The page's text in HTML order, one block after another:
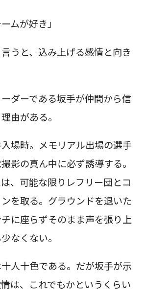
ムが好き」
うと、込み上げる感情と向き
ダーである坂手が仲間から信
由がある。
場時。メモリアル出場の選手
影の真ん中に必ず誘導する。
、可能な限りレフリー団とコ
を取る。グラウンドを退いた
に座らずそのまま声を張り上
なくない。
人十色である。だが坂手が示
は、これでもかというくらい